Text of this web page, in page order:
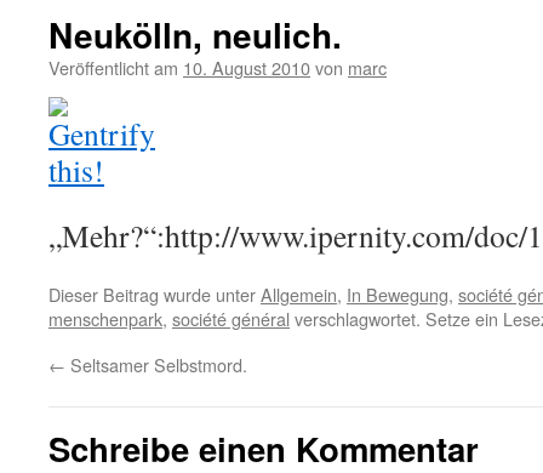
Neukölln, neulich.
Veröffentlicht am 10. August 2010von marc
„Mehr?“:http://www.ipernity.com/doc/
Dieser Beitrag wurde unterAllgemein, In Bewegung, société
menschenpark, société général verschlagwortet. Setze ein
← Seltsamer Selbstmord.
Schreibe einen Kommentar